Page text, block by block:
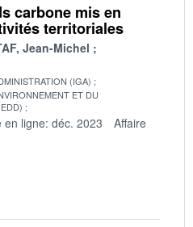
carbone mis en
territoriales
Jean-Michel
(IGA)
ET DU
en ligne: déc. 2023
Affaire